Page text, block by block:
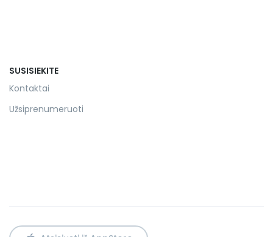
SUSISIEKITE
Kontaktai
Užsiprenumeruoti